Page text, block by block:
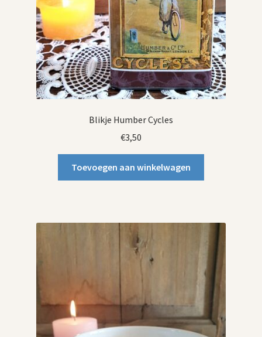
Blikje Humber Cycles
€3,50
Toevoegen aan winkelwagen